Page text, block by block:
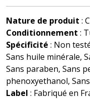
Nature de produit :
Conditionnement :
Spécificité : Non
Sans huile minérale,
Sans paraben, Sans
phenoxyethanol,
Label : Fabriqué en